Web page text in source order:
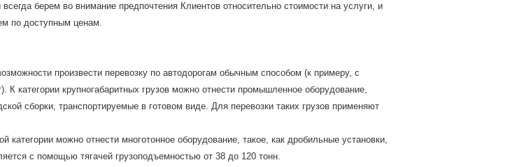
берем во внимание предпочтения Клиентов относительно стоимости на услуги, и
по доступным ценам.
произвести перевозку по автодорогам обычным способом (к примеру, с
К категории крупногабаритных грузов можно отнести промышленное оборудование,
сборки, транспортируемые в готовом виде. Для перевозки таких грузов применяют
можно отнести многотонное оборудование, такое, как дробильные установки,
с помощью тягачей грузоподъемностью от 38 до 120 тонн.